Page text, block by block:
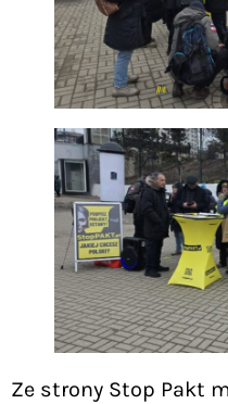
Ze strony Stop Pakt